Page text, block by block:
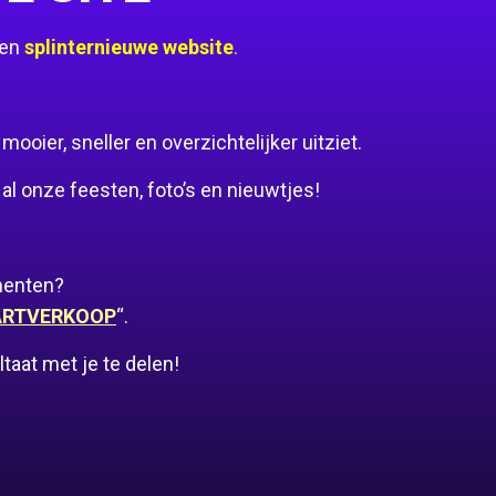
splinternieuwe website.
sneller en overzichtelijker uitziet.
onze feesten, foto’s en nieuwtjes!
“.
met je te delen!